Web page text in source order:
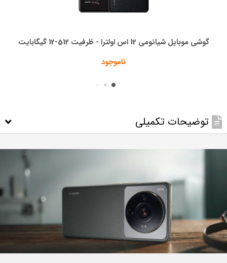
گوشی موبایل شیائومی 12 اس اولترا - ظرفیت 512-12 گیگابایت
ناموجود
توضیحات تکمیلی